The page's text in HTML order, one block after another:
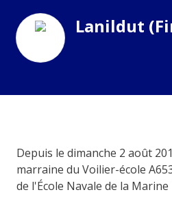
Lanildut
Depuis le dimanche 2 août
marraine du Voilier-école
de l'École Navale de la